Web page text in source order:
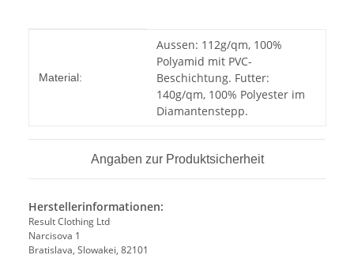
Material:
Aussen: 112g/qm, 100%
Polyamid mit PVC-
Beschichtung. Futter:
140g/qm, 100% Polyester im
Diamantenstepp.
Angaben zur Produktsicherheit
Herstellerinformationen:
Result Clothing Ltd
Narcisova 1
Bratislava, Slowakei, 82101